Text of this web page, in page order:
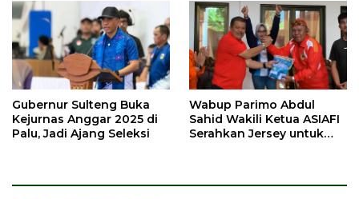
Gubernur Sulteng Buka
Kejurnas Anggar 2025 di
Palu, Jadi Ajang Seleksi
Wabup Parimo Abdul
Sahid Wakili Ketua ASIAFI
Serahkan Jersey untuk